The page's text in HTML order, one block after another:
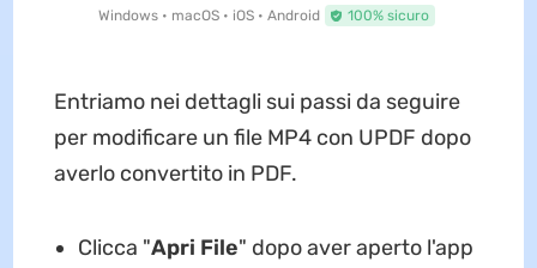
Windows • macOS • iOS • Android 100% sicuro
Entriamo nei dettagli sui passi da seguire
per modificare un file MP4 con UPDF dopo
averlo convertito in PDF.
Clicca "Apri File" dopo aver aperto l'app